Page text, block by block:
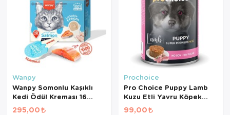
Wanpy
Wanpy Somonlu Kaşıklı
Kedi Ödül Kreması 16
gr*10Ad
295,00
Prochoice
Pro Choice Puppy Lamb
Kuzu Etli Yavru Köpek
Konservesi 400 Gr
99,00